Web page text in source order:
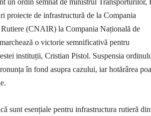
un ordin semnat de ministrul Transporturilor,
proiecte de infrastructură de la Compania
(CNAIR) la Compania Națională de
o victorie semnificativă pentru
instituții, Cristian Pistol. Suspensia
în fond asupra cazului, iar hotărârea
sunt esențiale pentru infrastructura rutieră din